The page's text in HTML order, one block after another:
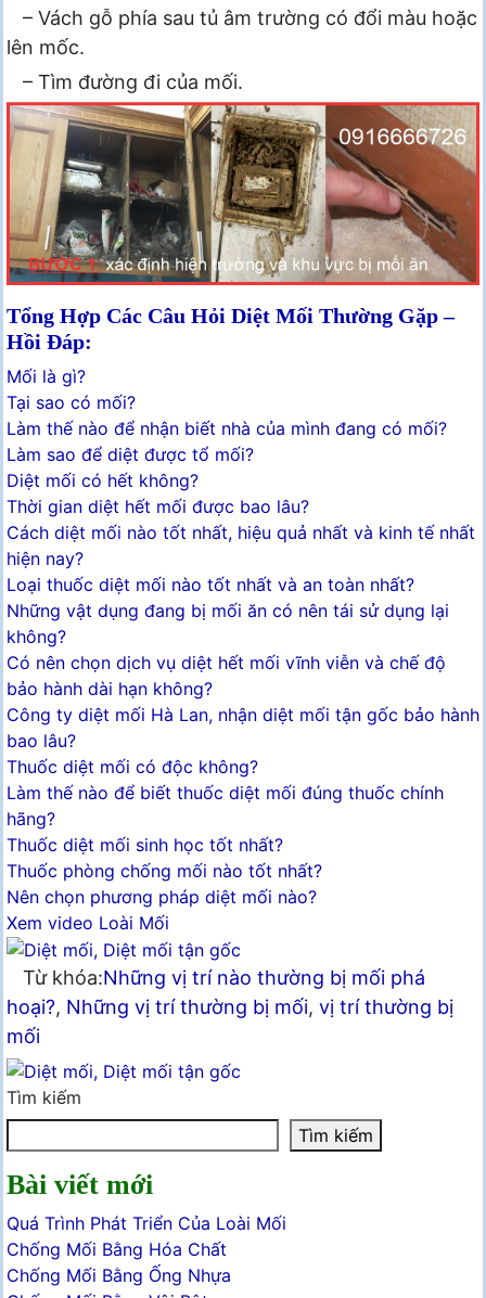
– Vách gỗ phía sau tủ âm trường có đổi màu hoặc
lên mốc.
– Tìm đường đi của mối.
Tổng Hợp Các Câu Hỏi Diệt Mối Thường Gặp –
Hồi Đáp:
Mối là gì?
Tại sao có mối?
Làm thế nào để nhận biết nhà của mình đang có mối?
Làm sao để diệt được tổ mối?
Diệt mối có hết không?
Thời gian diệt hết mối được bao lâu?
Cách diệt mối nào tốt nhất, hiệu quả nhất và kinh tế nhất
hiện nay?
Loại thuốc diệt mối nào tốt nhất và an toàn nhất?
Những vật dụng đang bị mối ăn có nên tái sử dụng lại
không?
Có nên chọn dịch vụ diệt hết mối vĩnh viễn và chế độ
bảo hành dài hạn không?
Công ty diệt mối Hà Lan, nhận diệt mối tận gốc bảo hành
bao lâu?
Thuốc diệt mối có độc không?
Làm thế nào để biết thuốc diệt mối đúng thuốc chính
hãng?
Thuốc diệt mối sinh học tốt nhất?
Thuốc phòng chống mối nào tốt nhất?
Nên chọn phương pháp diệt mối nào?
Xem video Loài Mối
Từ khóa:Những vị trí nào thường bị mối phá
hoại?, Những vị trí thường bị mối, vị trí thường bị
mối
Tìm kiếm
Tìm kiếm
Bài viết mới
Quá Trình Phát Triển Của Loài Mối
Chống Mối Bằng Hóa Chất
Chống Mối Bằng Ống Nhựa